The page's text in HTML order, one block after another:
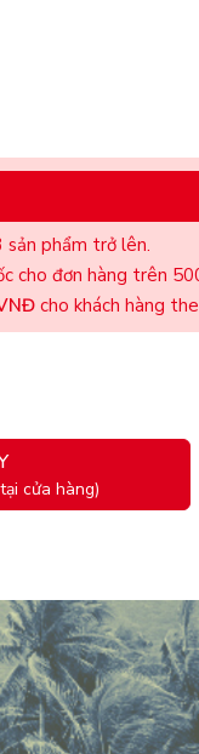
sản phẩm trở lên.
cho đơn hàng trên
cho khách hàng
cửa hàng)